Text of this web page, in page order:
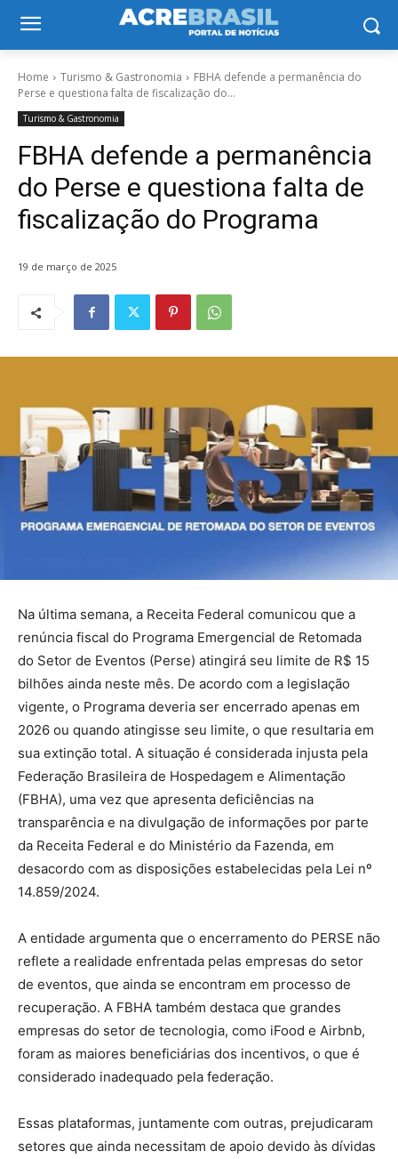
Home Turismo & Gastronomia
FBHA defende a permanência do
Perse e questiona falta de fiscalização do...
Turismo & Gastronomia
FBHA defende a permanência
do Perse e questiona falta de
fiscalização do Programa
19 de março de 2025
Na última semana, a Receita Federal comunicou que a
renúncia fiscal do Programa Emergencial de Retomada
do Setor de Eventos (Perse) atingirá seu limite de R$ 15
bilhões ainda neste mês. De acordo com a legislação
vigente, o Programa deveria ser encerrado apenas em
2026 ou quando atingisse seu limite, o que resultaria em
sua extinção total. A situação é considerada injusta pela
Federação Brasileira de Hospedagem e Alimentação
(FBHA), uma vez que apresenta deficiências na
transparência e na divulgação de informações por parte
da Receita Federal e do Ministério da Fazenda, em
desacordo com as disposições estabelecidas pela Lei nº
14.859/2024.
A entidade argumenta que o encerramento do PERSE não
reflete a realidade enfrentada pelas empresas do setor
de eventos, que ainda se encontram em processo de
recuperação. A FBHA também destaca que grandes
empresas do setor de tecnologia, como iFood e Airbnb,
foram as maiores beneficiárias dos incentivos, o que é
considerado inadequado pela federação.
Essas plataformas, juntamente com outras, prejudicaram
setores que ainda necessitam de apoio devido às dívidas